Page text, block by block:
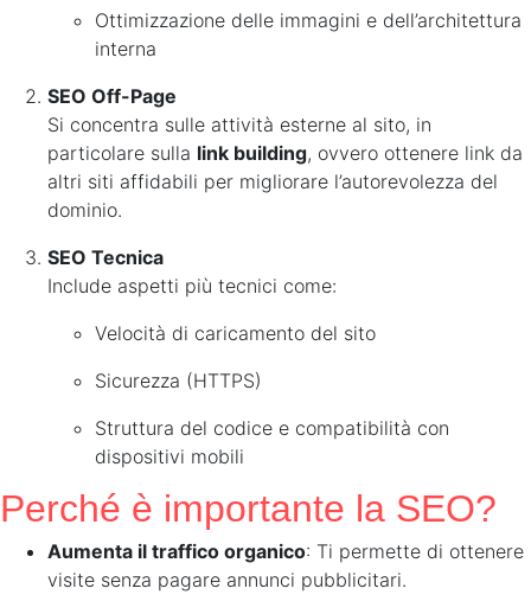
Ottimizzazione delle immagini e dell’architettura
interna
SEO Off-Page
Si concentra sulle attività esterne al sito, in
particolare sulla link building, ovvero ottenere link da
altri siti affidabili per migliorare l’autorevolezza del
dominio.
SEO Tecnica
Include aspetti più tecnici come:
Velocità di caricamento del sito
Sicurezza (HTTPS)
Struttura del codice e compatibilità con
dispositivi mobili
Perché è importante la SEO?
Aumenta il traffico organico: Ti permette di ottenere
visite senza pagare annunci pubblicitari.